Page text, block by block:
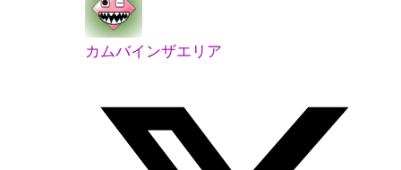
カムバインザエリア